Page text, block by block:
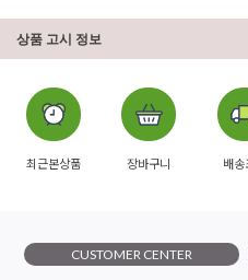
상품 고시 정보
최근본상품 장바구니 배송
CUSTOMER CENTER